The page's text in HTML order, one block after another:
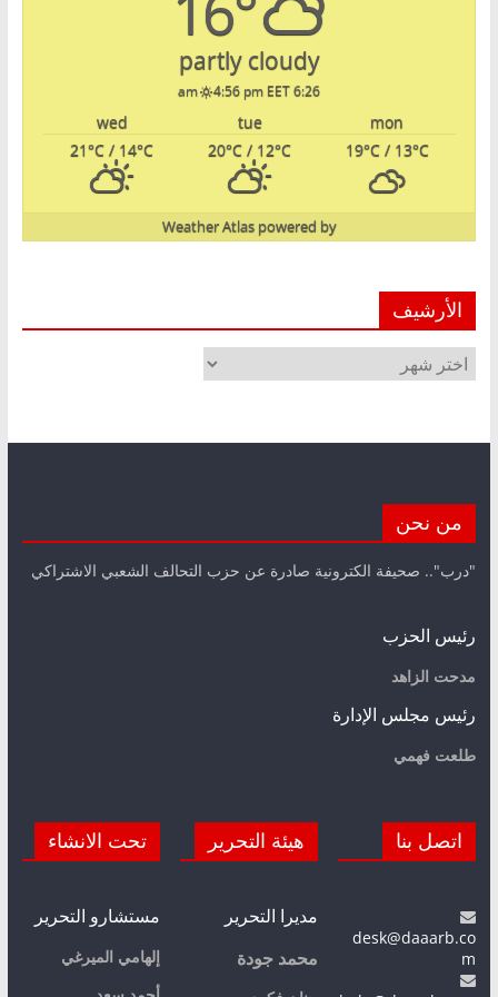
partly cloudy
6:26 am
4:56 pm EET
mon
tue
wed
19°C/ 13°C
20°C / 12°C
21°C / 14°C
powered by
Weather Atlas
الأرشيف
الأرشيف
من نحن
"درب".. صحيفة الكترونية صادرة عن حزب التحالف الشعبي الاشتراكي
رئيس الحزب
مدحت الزاهد
رئيس مجلس الإدارة
طلعت فهمي
اتصل بنا
desk@daaarb.co
m
هيئة التحرير
مديرا التحرير
محمد جودة
تحت الانشاء
مستشارو التحرير
إلهامي الميرغي